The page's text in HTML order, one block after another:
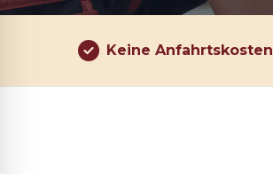
Keine Anfahrtskosten